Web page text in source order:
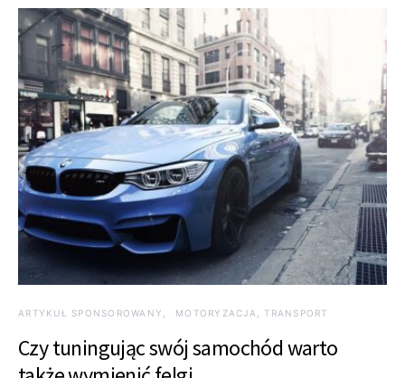
ARTYKUŁ SPONSOROWANY MOTORYZACJA, TRANSPORT
Czy tuningując swój samochód warto